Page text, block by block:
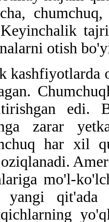
otish
kashfiyotlarda
edi.
zarar
har xil
mo'l-
yangi